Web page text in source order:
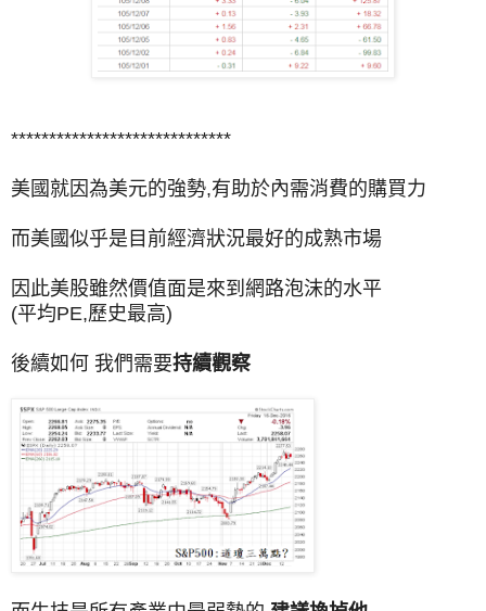
*****************************
美國就因為美元的強勢,有助於內需消費的購買力
而美國似乎是目前經濟狀況最好的成熟市場
因此美股雖然價值面是來到網路泡沫的水平
(平均PE,歷史最高)
後續如何 我們需要持續觀察